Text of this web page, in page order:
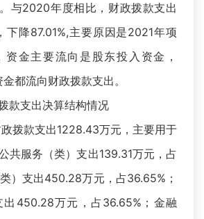
与2020年度相比，财政拨款支出
降87.01%,主要原因是2021年项
资金主要流向是股东投入资金，
都流向财政拨款支出。
支出决算结构情况
款支出1228.43万元，主要用于
共服务（类）支出139.31万元，占
）支出450.28万元，占36.65%；
450.28万元，占36.65%；金融